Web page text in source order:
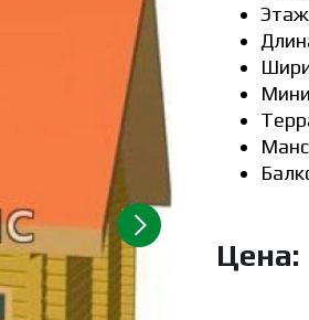
Цена: